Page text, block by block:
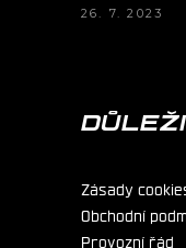
26. 7. 2023
Zásady
Obchodní
Provozní řád